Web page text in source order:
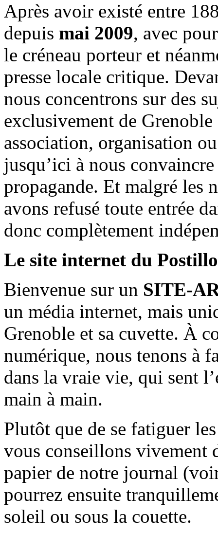
Après avoir existé entre
depuis mai 2009, avec
le créneau porteur et
presse locale critique.
nous concentrons sur des
exclusivement de
association, organisation
jusqu’ici à nous
propagande. Et malgré les
avons refusé toute entrée
donc complètement
Le site internet du
Bienvenue sur un SITE-
un média internet, mais
Grenoble et sa cuvette. À
numérique, nous tenons à
dans la vraie vie, qui sent
main à main.
Plutôt que de se fatiguer
vous conseillons vivement
papier de notre journal
pourrez ensuite
soleil ou sous la couette.